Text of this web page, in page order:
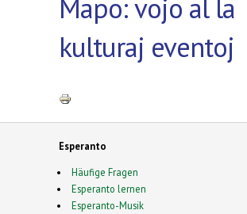
Mapo: vojo al la
kulturaj eventoj
Esperanto
Häufige Fragen
Esperanto lernen
Esperanto-Musik